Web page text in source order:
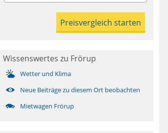
Wissenswertes zu Frörup
Wetter und Klima
Neue Beiträge zu diesem Ort beobachten
Mietwagen Frörup